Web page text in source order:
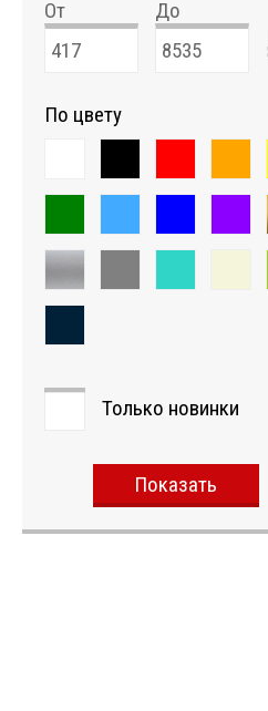
От
До
По цвету
Только новинки
Показать